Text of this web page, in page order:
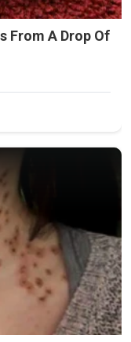
From A Drop Of